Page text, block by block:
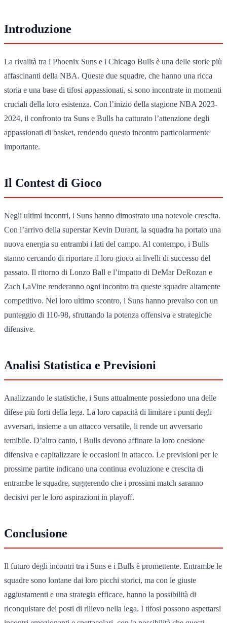
Introduzione
La rivalità tra i Phoenix Suns e i Chicago Bulls è una delle storie più
affascinanti della NBA. Queste due squadre, che hanno una ricca
storia e una base di tifosi appassionati, si sono incontrate in momenti
cruciali della loro esistenza. Con l’inizio della stagione NBA 2023-
2024, il confronto tra Suns e Bulls ha catturato l’attenzione degli
appassionati di basket, rendendo questo incontro particolarmente
importante.
Il Contest di Gioco
Negli ultimi incontri, i Suns hanno dimostrato una notevole crescita.
Con l’arrivo della superstar Kevin Durant, la squadra ha portato una
nuova energia su entrambi i lati del campo. Al contempo, i Bulls
stanno cercando di riportare il loro gioco ai livelli di successo del
passato. Il ritorno di Lonzo Ball e l’impatto di DeMar DeRozan e
Zach LaVine renderanno ogni incontro tra queste squadre altamente
competitivo. Nel loro ultimo scontro, i Suns hanno prevalso con un
punteggio di 110-98, sfruttando la potenza offensiva e strategiche
difensive.
Analisi Statistica e Previsioni
Analizzando le statistiche, i Suns attualmente possiedono una delle
difese più forti della lega. La loro capacità di limitare i punti degli
avversari, insieme a un attacco versatile, li rende un avversario
temibile. D’altro canto, i Bulls devono affinare la loro coesione
difensiva e capitalizzare le occasioni in attacco. Le previsioni per le
prossime partite indicano una continua evoluzione e crescita di
entrambe le squadre, suggerendo che i prossimi match saranno
decisivi per le loro aspirazioni in playoff.
Conclusione
Il futuro degli incontri tra i Suns e i Bulls è promettente. Entrambe le
squadre sono lontane dai loro picchi storici, ma con le giuste
aggiustamenti e una strategia efficace, hanno la possibilità di
riconquistare dei posti di rilievo nella lega. I tifosi possono aspettarsi